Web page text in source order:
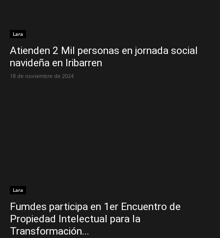
Lara
Atienden 2 Mil personas en jornada social
navideña en Iribarren
18 de noviembre de 2024
Lara
Fumdes participa en 1er Encuentro de
Propiedad Intelectual para la
Transformación...